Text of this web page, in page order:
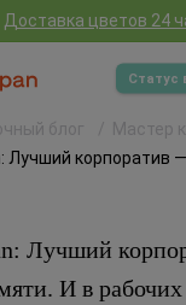
Доставка цветов 24
Статус
блог
Мастер
Лучший корпоратив
Лучший
И в рабочих